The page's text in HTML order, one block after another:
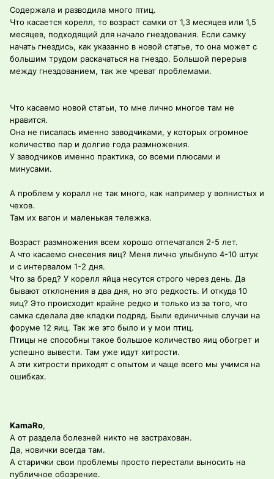
Содержала и разводила много птиц.
Что касается корелл, то возраст самки от 1,3 месяцев или 1,5
месяцев, подходящий для начало гнездования. Если самку
начать гнездись, как указанно в новой статье, то она может с
большим трудом раскачаться на гнездо. Большой перерыв
между гнездованием, так же чреват проблемами.
Что касаемо новой статьи, то мне лично многое там не
нравится.
Она не писалась именно заводчиками, у которых огромное
количество пар и долгие года размножения.
У заводчиков именно практика, со всеми плюсами и
минусами.
А проблем у коралл не так много, как например у волнистых и
чехов.
Там их вагон и маленькая тележка.
Возраст размножения всем хорошо отпечатался 2-5 лет.
А что касаемо снесения яиц? Меня лично улыбнуло 4-10 штук
и с интервалом 1-2 дня.
Что за бред? У корелл яйца несутся строго через день. Да
бывают отклонения в два дня, но это редкость. И откуда 10
яиц? Это происходит крайне редко и только из за того, что
самка сделала две кладки подряд. Были единичные случаи на
форуме 12 яиц. Так же это было и у мои птиц.
Птицы не способны такое большое количество яиц обогрет и
успешно вывести. Там уже идут хитрости.
А эти хитрости приходят с опытом и чаще всего мы учимся на
ошибках.
KamaRo,
А от раздела болезней никто не застрахован.
Да, новички всегда там.
А старички свои проблемы просто перестали выносить на
публичное обозрение.